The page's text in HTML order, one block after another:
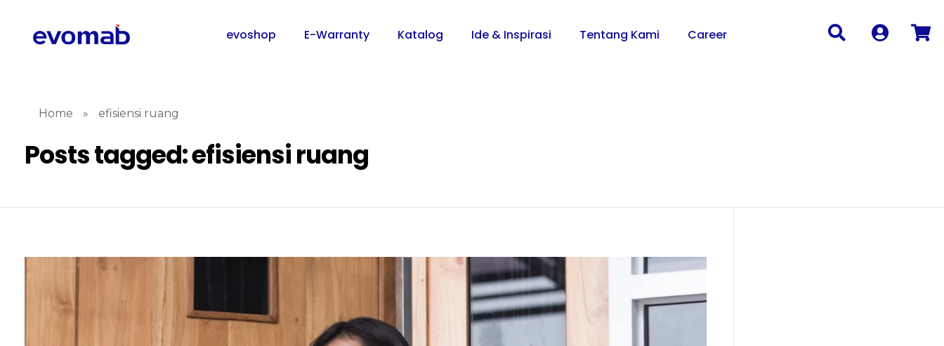
evoshop E-Warranty Katalog Ide & Inspirasi Tentang Kami Career
Home » efisiensi ruang
Posts tagged: efisiensi ruang